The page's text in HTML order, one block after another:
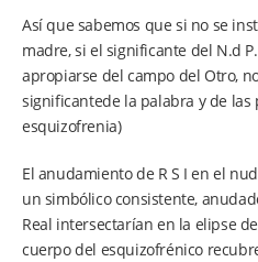
Así que sabemos que si no se
madre, si el significante del N.d
apropiarse del campo del Otro,
significantede la palabra y de las
esquizofrenia)
El anudamiento de R S I en el
un simbólico consistente,
Real intersectarían en la elipse
cuerpo del esquizofrénico